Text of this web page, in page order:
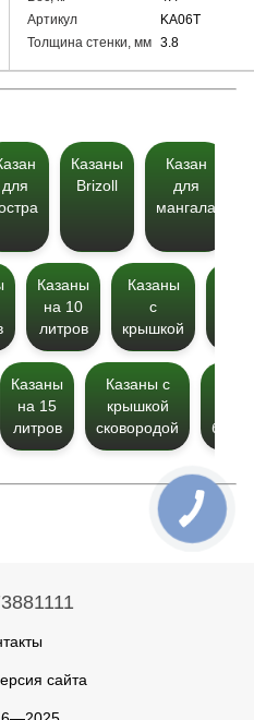
Артикул
KA06T
Толщина стенки, мм 3.8
для
Казаны
Brizoll
Казан
для
мангала
Казаны
на 10
литров
Казаны
с
крышкой
Казаны
на 15
литров
Казаны с
крышкой
сковородой
сайта